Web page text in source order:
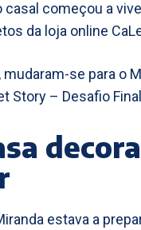
começou a
da loja online
se para o
Story – Desafio
estava a